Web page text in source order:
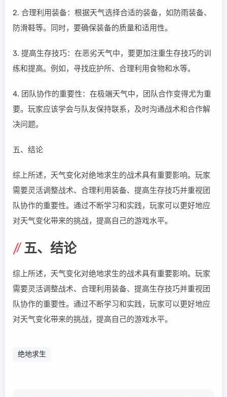
2. 合理利用装备：根据天气选择合适的装备，如防雨装备、
防滑鞋等。同时，要确保装备的质量和适用性。
3. 提高生存技巧：在恶劣天气中，要更加注重生存技巧的训
练和提高。例如，寻找庇护所、合理利用食物和水等。
4. 团队协作的重要性：在极端天气中，团队合作变得尤为重
要。玩家应该学会与队友保持联系，及时沟通战术和合作解
决问题。
五、结论
综上所述，天气变化对绝地求生的战术具有重要影响。玩家
需要灵活调整战术、合理利用装备、提高生存技巧并重视团
队协作的重要性。通过不断学习和实践，玩家可以更好地应
对天气变化带来的挑战，提高自己的游戏水平。
五、结论
综上所述，天气变化对绝地求生的战术具有重要影响。玩家
需要灵活调整战术、合理利用装备、提高生存技巧并重视团
队协作的重要性。通过不断学习和实践，玩家可以更好地应
对天气变化带来的挑战，提高自己的游戏水平。
绝地求生